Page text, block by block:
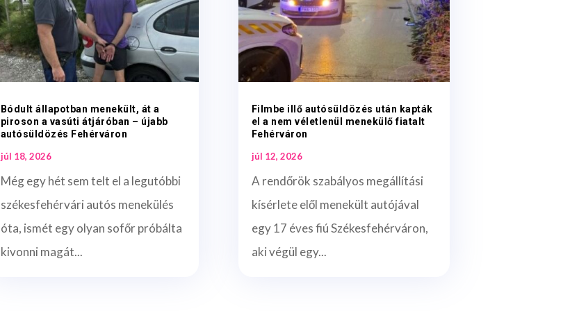
Bódult állapotban menekült, át a
piroson a vasúti átjáróban – újabb
autósüldözés Fehérváron
júl 18, 2026
Még egy hét sem telt el a legutóbbi
székesfehérvári autós menekülés
óta, ismét egy olyan sofőr próbálta
kivonni magát...
Filmbe illő autósüldözés után kapták
el a nem véletlenül menekülő fiatalt
Fehérváron
júl 12, 2026
A rendőrök szabályos megállítási
kísérlete elől menekült autójával
egy 17 éves fiú Székesfehérváron,
aki végül egy...